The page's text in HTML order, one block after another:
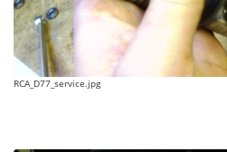
RCA_D77_service.jpg